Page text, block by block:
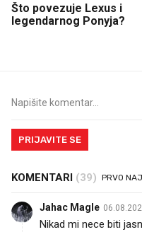
Što povezuje Lexus i
legendarnog Ponyja?
PRIJAVITE SE
KOMENTARI (39)
Jahac Magle
Nikad mi nece biti